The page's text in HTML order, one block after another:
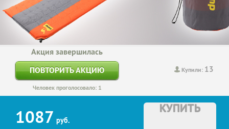
Купили: 13
Акция завершилась
ПОВТОРИТЬ АКЦИЮ
Человек проголосовало: 1
1087 руб.
КУПИТЬ